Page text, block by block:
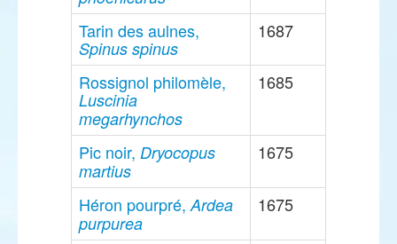
Tarin des aulnes,
Spinus spinus
1687
Rossignol philomèle,
Luscinia
megarhynchos
1685
Pic noir, Dryocopus
martius
1675
Héron pourpré,Ardea
purpurea
1675